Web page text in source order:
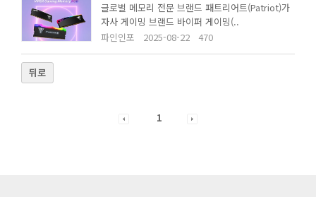
글로벌 메모리 전문 브랜드 패트리어트(Patriot)가
자사 게이밍 브랜드 바이퍼 게이밍(..
파인인포
2025-08-22 470
뒤로
1